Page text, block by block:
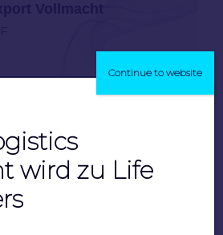
wird zu Life
Continue to website